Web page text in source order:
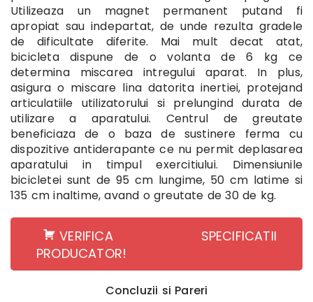
Utilizeaza un magnet permanent putand fi
apropiat sau indepartat, de unde rezulta gradele
de dificultate diferite. Mai mult decat atat,
bicicleta dispune de o volanta de 6 kg ce
determina miscarea intregului aparat. In plus,
asigura o miscare lina datorita inertiei, protejand
articulatiile utilizatorului si prelungind durata de
utilizare a aparatului. Centrul de greutate
beneficiaza de o baza de sustinere ferma cu
dispozitive antiderapante ce nu permit deplasarea
aparatului in timpul exercitiului. Dimensiunile
bicicletei sunt de 95 cm lungime, 50 cm latime si
135 cm inaltime, avand o greutate de 30 de kg.
VERIFICA SPECIFICATII
PRODUCATOR!
Concluzii si Pareri